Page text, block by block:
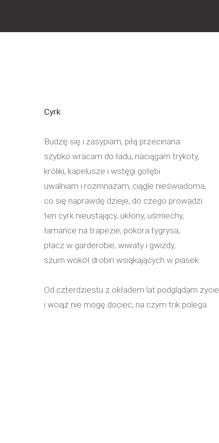
Cyrk
Budzę się i zasypiam, piłą przecinana
szybko wracam do ładu, naciągam trykoty,
króliki, kapelusze i wstęgi gołębi
uwalniam i rozmnażam, ciągle nieświadoma,
co się naprawdę dzieje, do czego prowadzi
ten cyrk nieustający, ukłony, uśmiechy,
łamańce na trapezie, pokora tygrysa,
płacz w garderobie, wiwaty i gwizdy,
szum wokół drobin wsiąkających w piasek
Od czterdziestu z okładem lat podglądam życie
i wciąż nie mogę dociec, na czym trik polega.